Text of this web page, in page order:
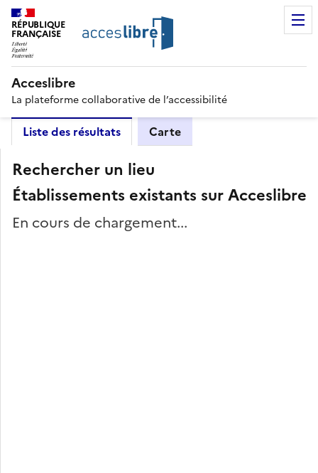
RÉPUBLIQUE
FRANÇAISE
Acceslibre
La plateforme collaborative de l’accessibilité
Liste des résultats Carte
Rechercher un lieu
Établissements existants sur Acceslibre
En cours de chargement...